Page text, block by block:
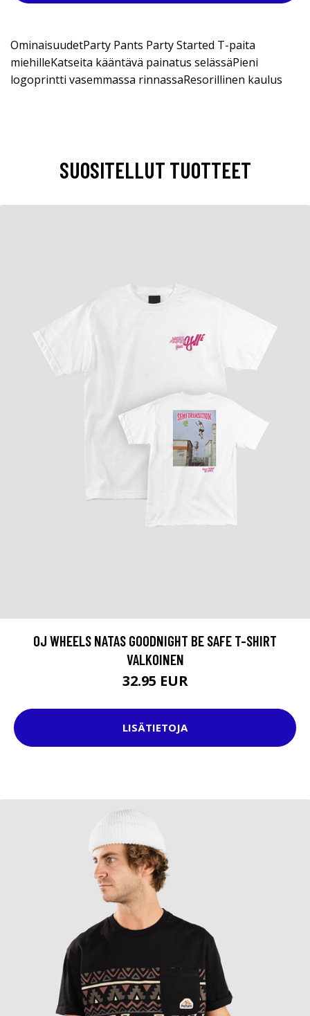
OminaisuudetParty Pants Party Started T-paita
miehilleKatseita kääntävä painatus selässäPieni
logoprintti vasemmassa rinnassaResorillinen kaulus
SUOSITELLUT TUOTTEET
OJ WHEELS NATAS GOODNIGHT BE SAFE T-SHIRT
VALKOINEN
32.95 EUR
LISÄTIETOJA